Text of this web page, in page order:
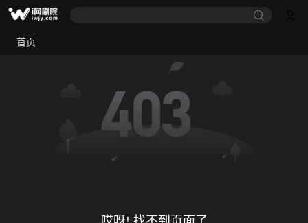
首页